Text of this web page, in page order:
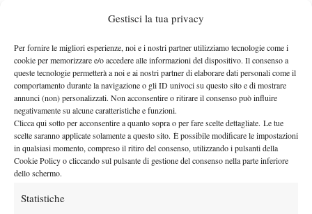
Gestisci la tua privacy
Per fornire le migliori esperienze, noi e i nostri partner utilizziamo tecnologie come i
cookie per memorizzare e/o accedere alle informazioni del dispositivo. Il consenso a
queste tecnologie permetterà a noi e ai nostri partner di elaborare dati personali come il
comportamento durante la navigazione o gli ID univoci su questo sito e di mostrare
annunci (non) personalizzati. Non acconsentire o ritirare il consenso può influire
negativamente su alcune caratteristiche e funzioni.
Clicca qui sotto per acconsentire a quanto sopra o per fare scelte dettagliate. Le tue
scelte saranno applicate solamente a questo sito. È possibile modificare le impostazioni
in qualsiasi momento, compreso il ritiro del consenso, utilizzando i pulsanti della
Cookie Policy o cliccando sul pulsante di gestione del consenso nella parte inferiore
dello schermo.
Statistiche
Il Rodeo D’Ottavio Group mette in luce i gioielli di casa
Ceriano
23 Marzo 2021
Ufficio Stampa Tennis
Anche il Memorial Carlo Agazzi si ferma. La dodicesima
edizione è rimandata al 2021
14 Dicembre 2020
Ufficio Stampa Tennis